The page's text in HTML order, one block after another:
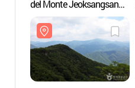
del Monte Jeoksangsan
(적상산사고지)